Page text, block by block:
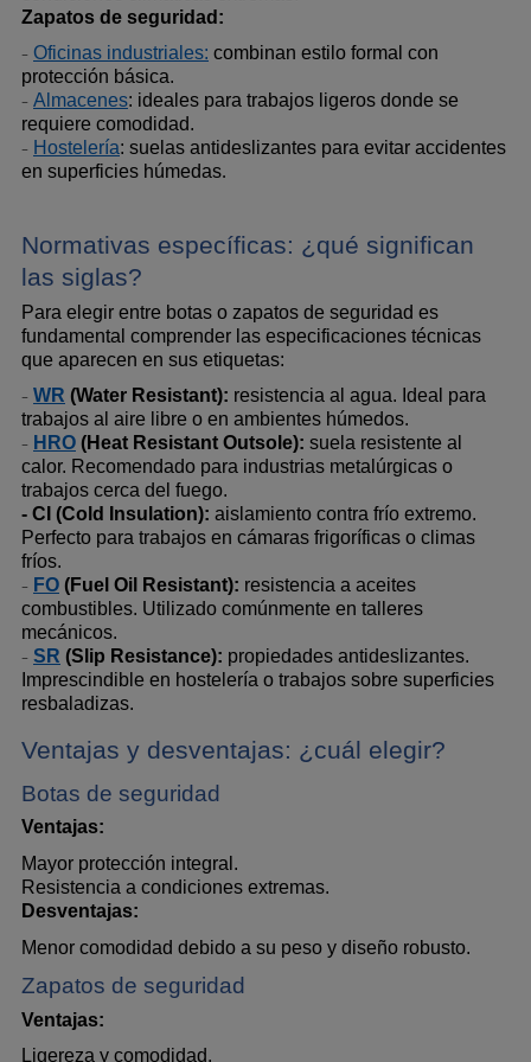
Zapatos de seguridad:
- Oficinas industriales: combinan estilo formal con
protección básica.
- Almacenes: ideales para trabajos ligeros donde se
requiere comodidad.
- Hostelería: suelas antideslizantes para evitar accidentes
en superficies húmedas.
Normativas específicas: ¿qué significan
las siglas?
Para elegir entre botas o zapatos de seguridad es
fundamental comprender las especificaciones técnicas
que aparecen en sus etiquetas:
- WR (Water Resistant): resistencia al agua. Ideal para
trabajos al aire libre o en ambientes húmedos.
- HRO (Heat Resistant Outsole): suela resistente al
calor. Recomendado para industrias metalúrgicas o
trabajos cerca del fuego.
- CI (Cold Insulation): aislamiento contra frío extremo.
Perfecto para trabajos en cámaras frigoríficas o climas
fríos.
- FO (Fuel Oil Resistant): resistencia a aceites
combustibles. Utilizado comúnmente en talleres
mecánicos.
- SR (Slip Resistance): propiedades antideslizantes.
Imprescindible en hostelería o trabajos sobre superficies
resbaladizas.
Ventajas y desventajas: ¿cuál elegir?
Botas de seguridad
Ventajas:
Mayor protección integral.
Resistencia a condiciones extremas.
Desventajas:
Menor comodidad debido a su peso y diseño robusto.
Zapatos de seguridad
Ventajas:
Ligereza y comodidad.